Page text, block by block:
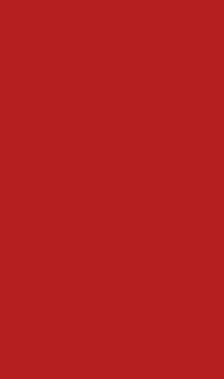
voor Tirol.